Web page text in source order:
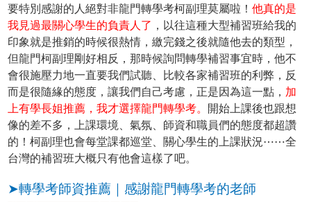
要特別感謝的人絕對非龍門轉學考柯副理莫屬啦！他真的是
我見過最關心學生的負責人了 ，以往這種大型補習班給我的
印象就是推銷的時候很熱情，繳完錢之後就隨他去的類型，
但龍門柯副理剛好相反，那時候詢問轉學補習事宜時，他不
會很施壓力地一直要我們試聽、比較各家補習班的利弊，反
而是很隨緣的態度，讓我們自己考慮，正是因為這一點， 加
上有學長姐推薦，我才選擇龍門轉學考。
開始上課後也跟想
像的差不多，上課環境、氣氛、師資和職員們的態度都超讚
的！柯副理也會每堂課都巡堂、關心學生的上課狀況⋯⋯全
台灣的補習班大概只有他會這樣了吧。
➤轉學考師資推薦｜感謝龍門轉學考的老師